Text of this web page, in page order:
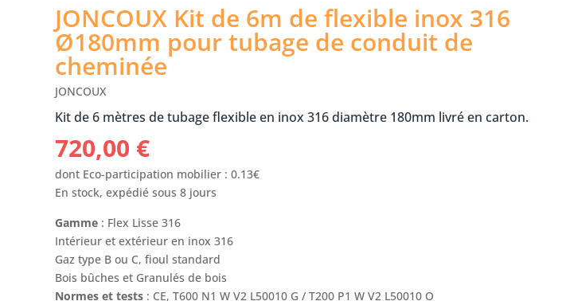
JONCOUX Kit de 6m de flexible inox 316
Ø180mm pour tubage de conduit de
cheminée
JONCOUX
Kit de 6 mètres de tubage flexible en inox 316 diamètre 180mm livré en carton.
720,00 €
dont Eco-participation mobilier : 0.13€
En stock, expédié sous 8 jours
Gamme : Flex Lisse 316
Intérieur et extérieur en inox 316
Gaz type B ou C, fioul standard
Bois bûches et Granulés de bois
Normes et tests : CE, T600 N1 W V2 L50010 G / T200 P1 W V2 L50010 O